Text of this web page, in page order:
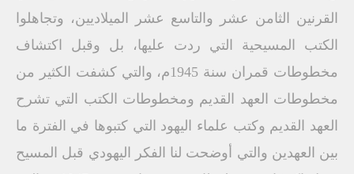
القرنين الثامن عشر والتاسع عشر الميلاديين، وتجاهلوا
الكتب المسيحية التي ردت عليها، بل وقبل اكتشاف
مخطوطات قمران سنة 1945م، والتي كشفت الكثير من
مخطوطات العهد القديم ومخطوطات الكتب التي تشرح
العهد القديم وكتب علماء اليهود التي كتبوها في الفترة ما
بين العهدين والتي أوضحت لنا الفكر اليهودي قبل المسيح